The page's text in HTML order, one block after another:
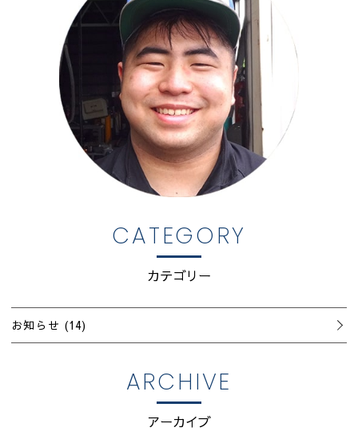
CATEGORY
カテゴリー
お知らせ (14)
ARCHIVE
アーカイブ